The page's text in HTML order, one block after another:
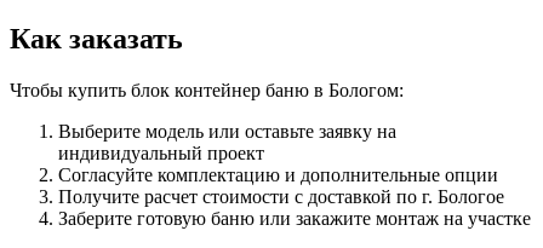
Как заказать
Чтобы купить блок контейнер баню в Бологом:
Выберите модель или оставьте заявку на
индивидуальный проект
Согласуйте комплектацию и дополнительные опции
Получите расчет стоимости с доставкой по г. Бологое
Заберите готовую баню или закажите монтаж на участке